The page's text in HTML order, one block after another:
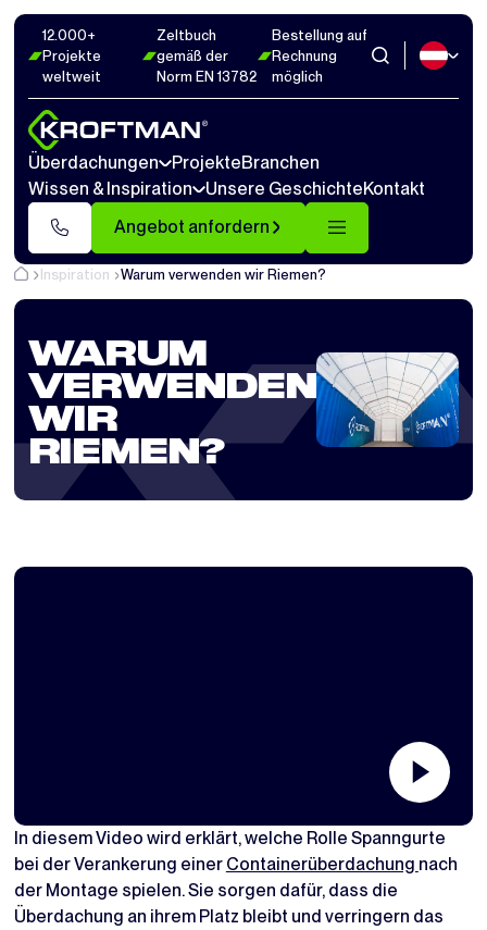
12.000+
Projekte
weltweit
Zeltbuch
gemäß der
Norm EN 13782
Bestellung auf
Rechnung
möglich
Überdachungen ProjekteBranchen
Wissen & Inspiration
Unsere GeschichteKontakt
Angebot anfordern
Inspiration Warum verwenden wir Riemen?
WARUM
VERWENDEN
WIR
RIEMEN?
In diesem Video wird erklärt, welche Rolle Spanngurte
bei der Verankerung einer Containerüberdachung nach
der Montage spielen. Sie sorgen dafür, dass die
Überdachung an ihrem Platz bleibt und verringern das